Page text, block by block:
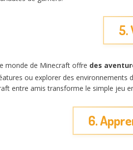
5.
monde de Minecraft offre des
ou explorer des environnements
entre amis transforme le simple jeu
6.